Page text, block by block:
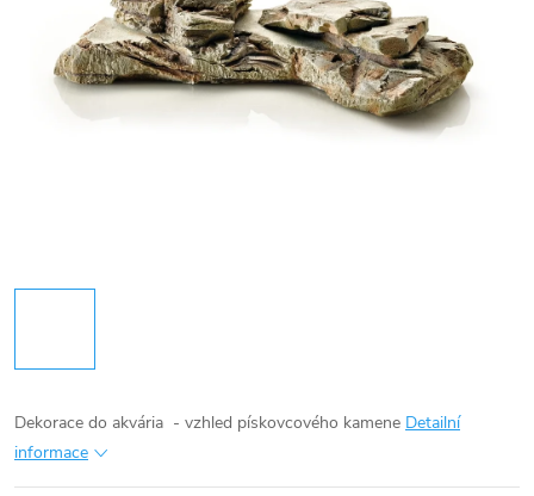
Dekorace do akvária - vzhled pískovcového kamene Detailní
informace